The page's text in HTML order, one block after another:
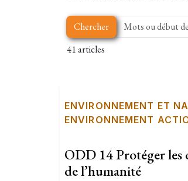
Chercher
41 articles
ENVIRONNEMENT ET
ENVIRONNEMENT
ODD 14 Protéger les
de l’humanité